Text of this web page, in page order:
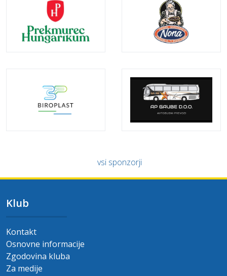
vsi sponzorji
Klub
Kontakt
Osnovne informacije
Zgodovina kluba
Za medije